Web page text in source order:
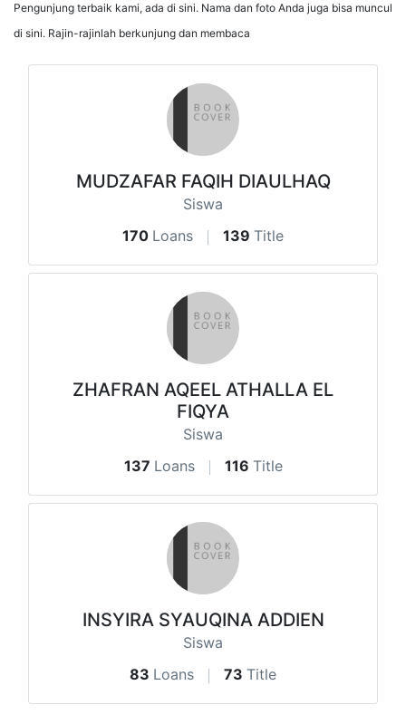
Pengunjung terbaik kami, ada di sini. Nama dan foto Anda juga bisa muncul
di sini. Rajin-rajinlah berkunjung dan membaca
MUDZAFAR FAQIH DIAULHAQ
Siswa
170 Loans 139 Title
ZHAFRAN AQEEL ATHALLA EL
FIQYA
Siswa
137 Loans 116 Title
INSYIRA SYAUQINA ADDIEN
Siswa
83 Loans 73 Title